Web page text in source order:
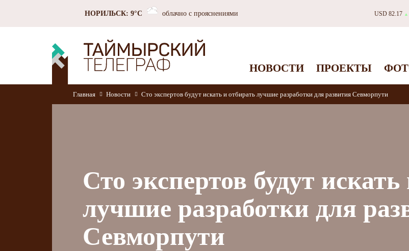
НОРИЛЬСК: 9°C облачно с прояснениями USD 82.17 ▲
НОВОСТИ ПРОЕКТЫ
Главная Новости Сто экспертов будут искать и отбирать лучшие разработки для развития Севморпути
Сто экспертов будут
лучшие разработки для
Севморпути